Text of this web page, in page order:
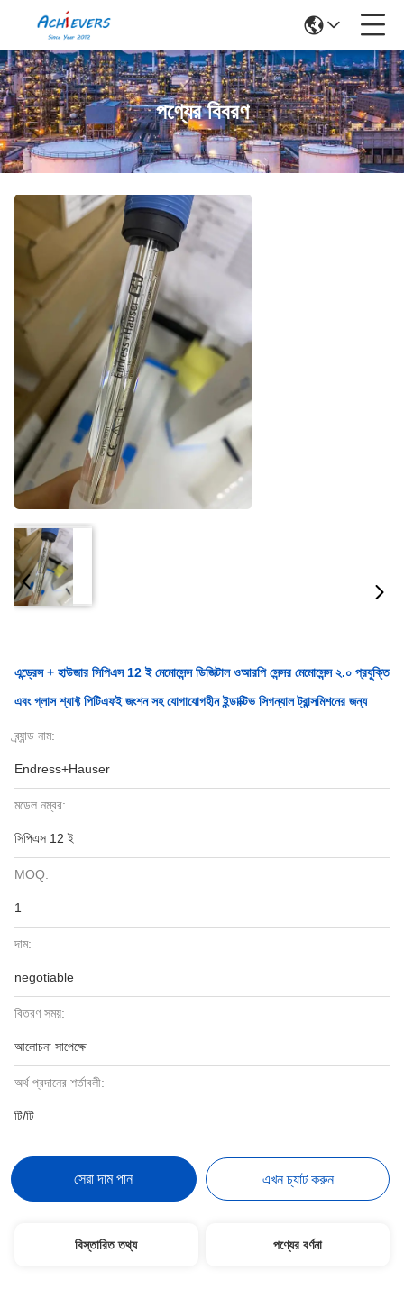
পণ্যের বিবরণ
এন্ড্রেস + হাউজার সিপিএস 12 ই মেমোসেন্স ডিজিটাল ওআরপি সেন্সর মেমোসেন্স ২.০ প্রযুক্তি
এবং গ্লাস শ্যাফ্ট পিটিএফই জংশন সহ যোগাযোগহীন ইন্ডাক্টিভ সিগন্যাল ট্রান্সমিশনের জন্য
ব্র্যান্ড নাম:
Endress+Hauser
মডেল নম্বর:
সিপিএস 12 ই
MOQ:
1
দাম:
negotiable
বিতরণ সময়:
আলোচনা সাপেক্ষে
অর্থ প্রদানের শর্তাবলী:
টি/টি
সেরা দাম পান এখন চ্যাট করুন
বিস্তারিত তথ্য পণ্যের বর্ণনা